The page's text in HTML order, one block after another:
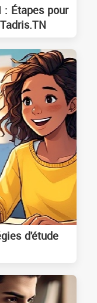
Étapes pour
d'étude